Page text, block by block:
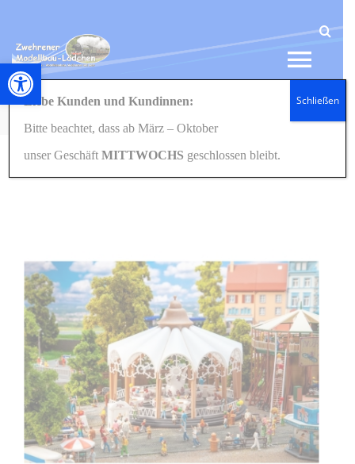
Werkzeugleiste öffnen
springen
HOME
GESCHENKIDEEN
KONTAKT
MEIN KONTO
Startseite Eisenbahn Häuser/Gebäude
H0/1:87
140335 Karussel Kaffeetassen Heiderosen H0 1:87
Liebe Kunden und Kundinnen:
Bitte beachtet, dass ab März – Oktober
unser GeschäftMITTWOCHS geschlossen bleibt.
Schließen